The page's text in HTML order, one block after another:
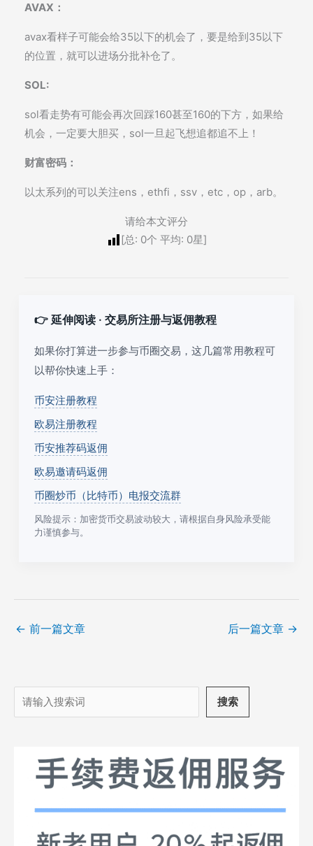
AVAX：
avax看样子可能会给35以下的机会了，要是给到35以下
的位置，就可以进场分批补仓了。
SOL:
sol看走势有可能会再次回踩160甚至160的下方，如果给
机会，一定要大胆买，sol一旦起飞想追都追不上！
财富密码：
以太系列的可以关注ens，ethfi，ssv，etc，op，arb。
请给本文评分
[总: 0个 平均: 0星]
👉 延伸阅读 · 交易所注册与返佣教程
如果你打算进一步参与币圈交易，这几篇常用教程可
以帮你快速上手：
币安注册教程
欧易注册教程
币安推荐码返佣
欧易邀请码返佣
币圈炒币（比特币）电报交流群
风险提示：加密货币交易波动较大，请根据自身风险承受能
力谨慎参与。
← 前一篇文章 后一篇文章 →
搜
索
搜索